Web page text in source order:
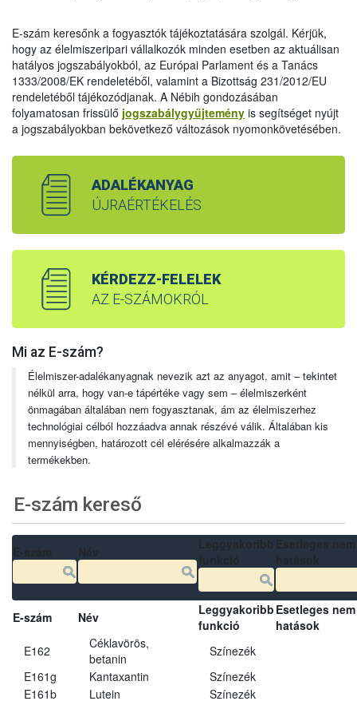
E-szám keresőnk a fogyasztók tájékoztatására szolgál. Kérjük,
hogy az élelmiszeripari vállalkozók minden esetben az aktuálisan
hatályos jogszabályokból, az Európai Parlament és a Tanács
1333/2008/EK rendeletéből, valamint a Bizottság 231/2012/EU
rendeletéből tájékozódjanak. A Nébih gondozásában
folyamatosan frissülő jogszabálygyűjtemény is segítséget nyújt
a jogszabályokban bekövetkező változások nyomonkövetésében.
ADALÉKANYAG
ÚJRAÉRTÉKELÉS
KÉRDEZZ-FELELEK
AZ E-SZÁMOKRÓL
Mi az E-szám?
Élelmiszer-adalékanyagnak nevezik azt az anyagot, amit – tekintet
nélkül arra, hogy van-e tápértéke vagy sem – élelmiszerként
önmagában általában nem fogyasztanak, ám az élelmiszerhez
technológiai célból hozzáadva annak részévé válik. Általában kis
mennyiségben, határozott cél elérésére alkalmazzák a
termékekben.
E-szám kereső
E-szám Név
Leggyakoribb
funkció
Esetleges
hatások
E162
Céklavörös,
betanin
Színezék
E161g
Kantaxantin
Színezék
E161b
Lutein
Színezék